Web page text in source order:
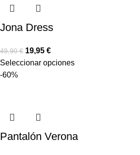
Jona Dress
49,90€ 19,95 €
Seleccionar opciones
-60%
Pantalón Verona